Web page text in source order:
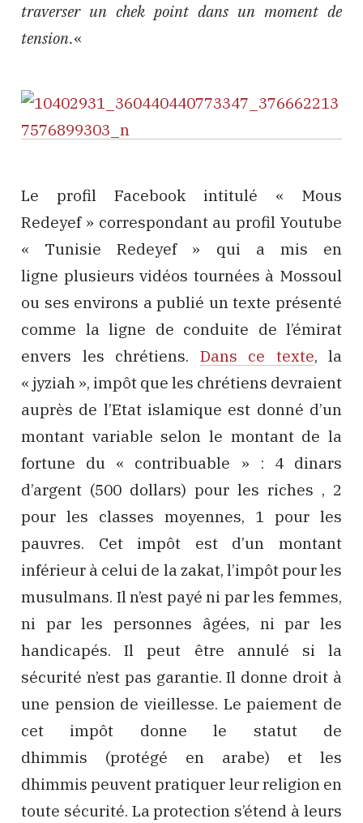
traverser un chek point dans un moment de
tension.«
Le profil Facebook intitulé « Mous
Redeyef » correspondant au profil Youtube
« Tunisie Redeyef » qui a mis en
ligne plusieurs vidéos tournées à Mossoul
ou ses environs a publié un texte présenté
comme la ligne de conduite de l’émirat
envers les chrétiens. Dans ce texte, la
« jyziah », impôt que les chrétiens devraient
auprès de l’Etat islamique est donné d’un
montant variable selon le montant de la
fortune du « contribuable » : 4 dinars
d’argent (500 dollars) pour les riches , 2
pour les classes moyennes, 1 pour les
pauvres. Cet impôt est d’un montant
inférieur à celui de la zakat, l’impôt pour les
musulmans. Il n’est payé ni par les femmes,
ni par les personnes âgées, ni par les
handicapés. Il peut être annulé si la
sécurité n’est pas garantie. Il donne droit à
une pension de vieillesse. Le paiement de
cet impôt donne le statut de
dhimmis (protégé en arabe) et les
dhimmis peuvent pratiquer leur religion en
toute sécurité. La protection s’étend à leurs